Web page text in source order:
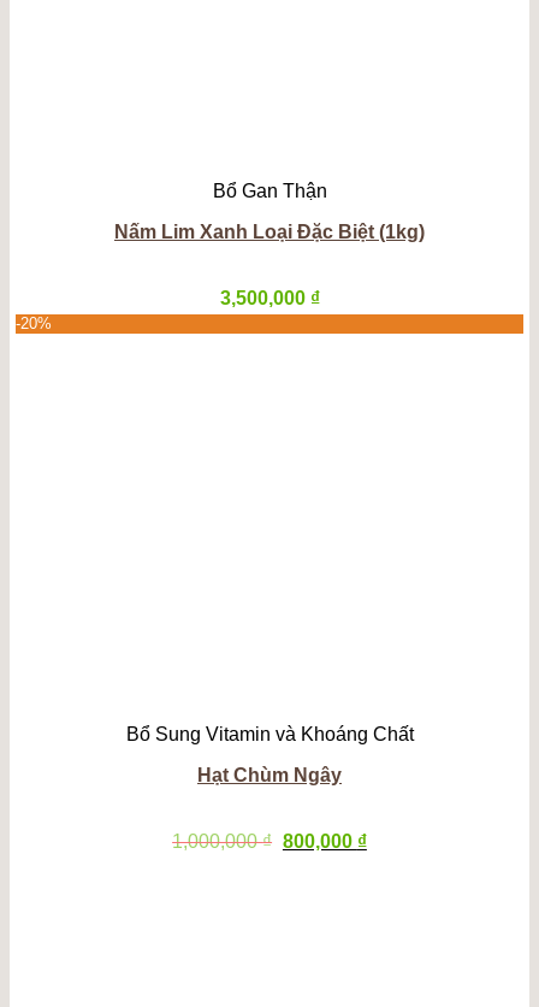
Bổ Gan Thận
Nấm Lim Xanh Loại Đặc Biệt (1kg)
3,500,000 ₫
-20%
Bổ Sung Vitamin và Khoáng Chất
Hạt Chùm Ngây
1,000,000₫ Giá
800,000 ₫Giá